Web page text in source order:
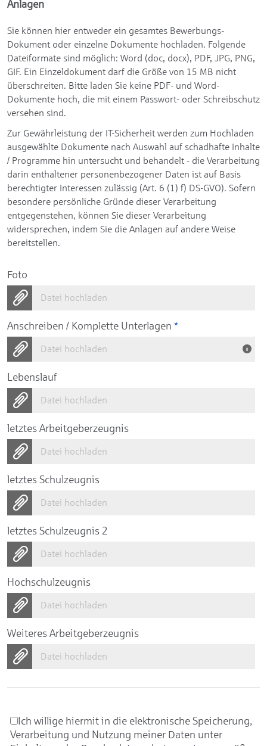
Anlagen
Sie können hier entweder ein gesamtes Bewerbungs-
Dokument oder einzelne Dokumente hochladen. Folgende
Dateiformate sind möglich: Word (doc, docx), PDF, JPG, PNG,
GIF. Ein Einzeldokument darf die Größe von 15 MB nicht
überschreiten. Bitte laden Sie keine PDF- und Word-
Dokumente hoch, die mit einem Passwort- oder Schreibschutz
versehen sind.
Zur Gewährleistung der IT-Sicherheit werden zum Hochladen
ausgewählte Dokumente nach Auswahl auf schadhafte Inhalte
/ Programme hin untersucht und behandelt - die Verarbeitung
darin enthaltener personenbezogener Daten ist auf Basis
berechtigter Interessen zulässig (Art. 6 (1) f) DS-GVO). Sofern
besondere persönliche Gründe dieser Verarbeitung
entgegenstehen, können Sie dieser Verarbeitung
widersprechen, indem Sie die Anlagen auf andere Weise
bereitstellen.
Foto
Datei hochladen
Anschreiben / Komplette Unterlagen *
Datei hochladen
Lebenslauf
Datei hochladen
letztes Arbeitgeberzeugnis
Datei hochladen
letztes Schulzeugnis
Datei hochladen
letztes Schulzeugnis 2
Datei hochladen
Hochschulzeugnis
Datei hochladen
Weiteres Arbeitgeberzeugnis
Datei hochladen
Ich willige hiermit in die elektronische Speicherung,
Verarbeitung und Nutzung meiner Daten unter